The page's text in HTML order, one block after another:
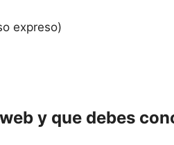
expreso)
y que debes